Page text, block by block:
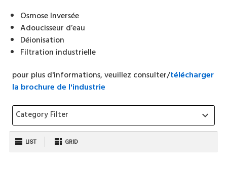
Osmose Inversée
Adoucisseur d’eau
Déionisation
Filtration industrielle
pour plus d'informations, veuillez consulter/télécharger
la brochure de l'industrie
Category Filter keyboard_arrow_down
LIST GRID